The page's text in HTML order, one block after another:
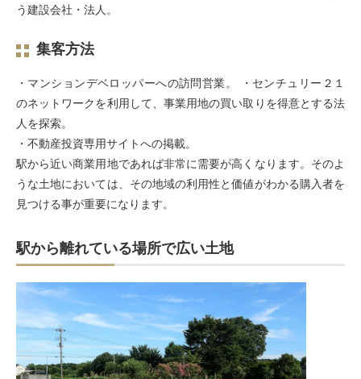
う建設会社・法人。
集客方法
・マンションデベロッパーへの訪問営業。 ・センチュリー２１
のネットワークを利用して、事業用地の買い取りを得意とする法
人を探索。
・不動産投資専用サイトへの掲載。
駅から近い商業用地であれば非常に需要が高くなります。そのよ
うな土地においては、その地域の利用性と価値がわかる購入者を
見つける事が重要になります。
駅から離れている場所で広い土地